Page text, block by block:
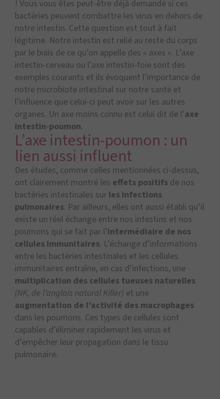
! Vous vous êtes peut-être déjà demandé si ces
bactéries peuvent combattre les virus en dehors de
notre intestin. Cette question est tout à fait
légitime. Notre intestin est relié au reste du corps
par le biais de ce qu’on appelle des « axes ». L’axe
intestin-cerveau ou l’axe intestin-foie sont des
exemples courants et ils évoquent l’importance de
notre microbiote intestinal sur notre santé et
l’influence que celui-ci peut avoir sur les autres
organes. Un axe moins connu est celui dit de l’axe
intestin-poumon.
L’axe intestin-poumon : un
lien aussi influent
Des études, comme celles mentionnées ci-dessus,
ont clairement montré les effets positifs de nos
bactéries intestinales sur les infections
pulmonaires. Par ailleurs, elles ont aussi établi qu’il
existe un réel échange entre nos intestins et nos
poumons qui se fait par l’intermédiaire de nos
cellules immunitaires. L’échange d’informations
entre les bactéries intestinales et les cellules
immunitaires entraîne, en cas d’infections, une
multiplication des cellules tueuses naturelles
(NK, de l’anglais natural Killer) et une
augmentation de l’activité des macrophages
dans les poumons. Ces types de cellules sont
capables d’éliminer rapidement les virus et
d’empêcher leur propagation dans le tissu
pulmonaire.